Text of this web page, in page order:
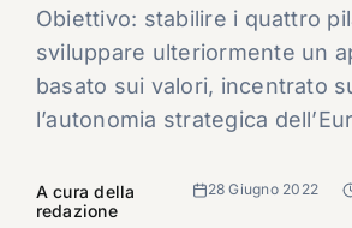
Obiettivo: stabilire i quattro
sviluppare ulteriormente un
basato sui valori, incentrato
l’autonomia strategica
A cura della
redazione
28 Giugno 2022